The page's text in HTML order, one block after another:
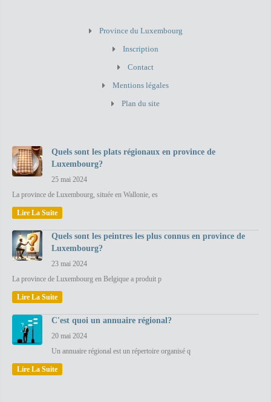
Province du Luxembourg
Inscription
Contact
Mentions légales
Plan du site
Quels sont les plats régionaux en province de
Luxembourg?
25 mai 2024
La province de Luxembourg, située en Wallonie, es
Lire La Suite
Quels sont les peintres les plus connus en province de
Luxembourg?
23 mai 2024
La province de Luxembourg en Belgique a produit p
Lire La Suite
C'est quoi un annuaire régional?
20 mai 2024
Un annuaire régional est un répertoire organisé q
Lire La Suite